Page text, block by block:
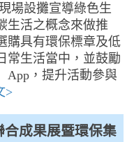
場設攤宣導綠色生
生活之概念來做推
購具有環保標章及低
常生活當中，並鼓勵
App，提升活動參與
>
合成果展暨環保集